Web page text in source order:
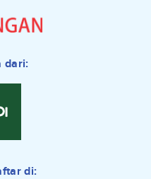
dari:
di: